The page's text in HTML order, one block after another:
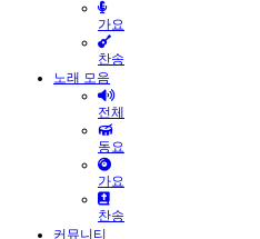
가요
찬송
노래 모음
전체
동요
가요
찬송
커뮤니티